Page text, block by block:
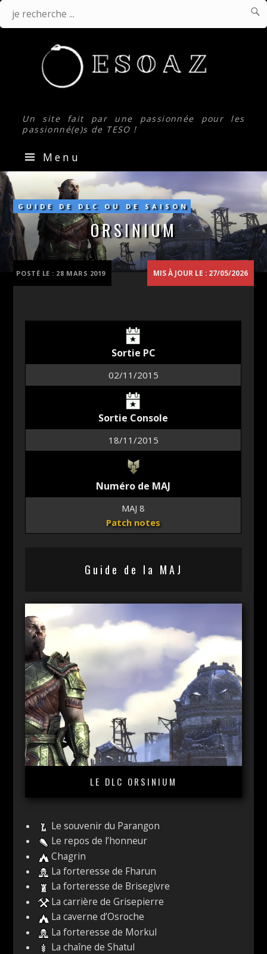
Un site fait par une passionnée pour les
passionné(e)s de TESO !

Menu
Orsinium
GUIDE DE DLC OU DE SAISON
ORSINIUM
MIS À JOUR LE : 27/05/2026
Sortie PC
02/11/2015
Sortie Console
18/11/2015
Numéro de MAJ
MAJ 8
Patch notes
Guide de la MAJ
LE DLC ORSINIUM
Le souvenir du Parangon
Le repos de l’honneur
Chagrin
La forteresse de Fharun
La forteresse de Brisegivre
La carrière de Grisepierre
La caverne d’Osroche
La forteresse de Morkul
La chaîne de Shatul
POSTÉ LE : 28 MARS 2019